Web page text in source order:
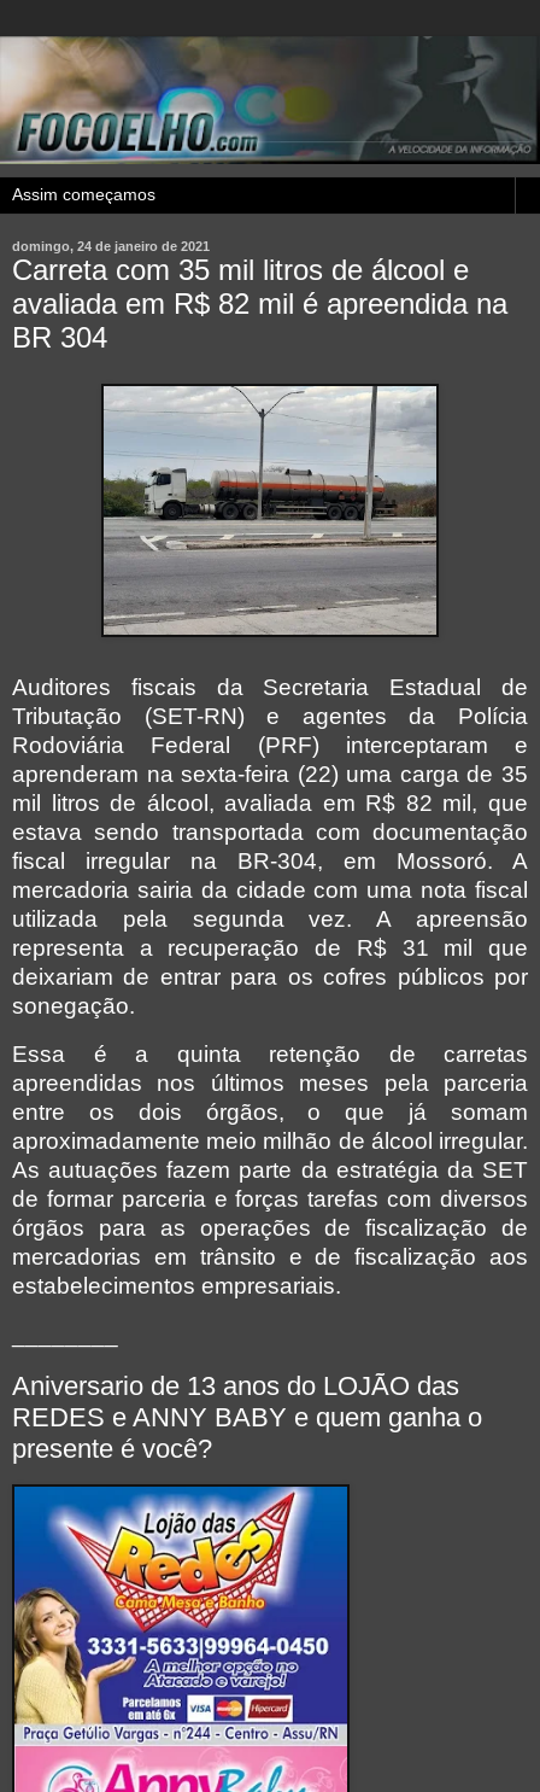
domingo, 24 de janeiro de 2021
Carreta com 35 mil litros de álcool e
avaliada em R$ 82 mil é apreendida na
BR 304
Auditores fiscais da Secretaria Estadual de
Tributação (SET-RN) e agentes da Polícia
Rodoviária Federal (PRF) interceptaram e
aprenderam na sexta-feira (22) uma carga de 35
mil litros de álcool, avaliada em R$ 82 mil, que
estava sendo transportada com documentação
fiscal irregular na BR-304, em Mossoró. A
mercadoria sairia da cidade com uma nota fiscal
utilizada pela segunda vez. A apreensão
representa a recuperação de R$ 31 mil que
deixariam de entrar para os cofres públicos por
sonegação.
Essa é a quinta retenção de carretas
apreendidas nos últimos meses pela parceria
entre os dois órgãos, o que já somam
aproximadamente meio milhão de álcool irregular.
As autuações fazem parte da estratégia da SET
de formar parceria e forças tarefas com diversos
órgãos para as operações de fiscalização de
mercadorias em trânsito e de fiscalização aos
estabelecimentos empresariais.
Aniversario de 13 anos do LOJÃO das
REDES e ANNY BABY e quem ganha o
presente é você?